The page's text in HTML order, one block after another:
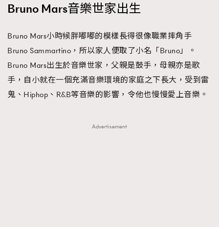
Bruno Mars音樂世家出生
Bruno Mars小時候胖嘟嘟的模樣長得很像職業摔角手
Bruno Sammartino，所以家人便取了小名「Bruno」。
Bruno Mars出生於音樂世家，父親是鼓手，母親亦是歌
手，自小就在一個充滿音樂環境的家庭之下長大，受到雷
鬼、Hiphop、R&B等音樂的影響，令他也慢慢愛上音樂。
Advertisement